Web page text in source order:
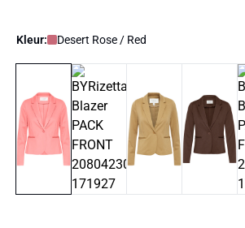
Kleur: Desert Rose / Red